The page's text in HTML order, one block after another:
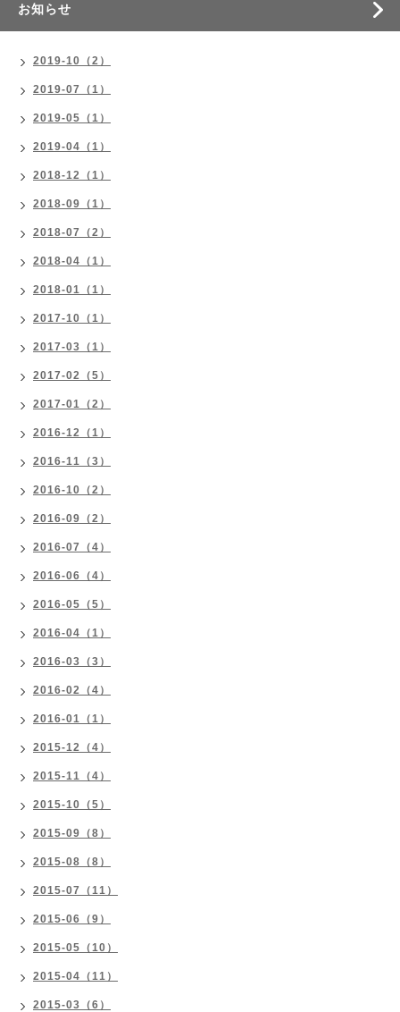
お知らせ
2019-10（2）
2019-07（1）
2019-05（1）
2019-04（1）
2018-12（1）
2018-09（1）
2018-07（2）
2018-04（1）
2018-01（1）
2017-10（1）
2017-03（1）
2017-02（5）
2017-01（2）
2016-12（1）
2016-11（3）
2016-10（2）
2016-09（2）
2016-07（4）
2016-06（4）
2016-05（5）
2016-04（1）
2016-03（3）
2016-02（4）
2016-01（1）
2015-12（4）
2015-11（4）
2015-10（5）
2015-09（8）
2015-08（8）
2015-07（11）
2015-06（9）
2015-05（10）
2015-04（11）
2015-03（6）